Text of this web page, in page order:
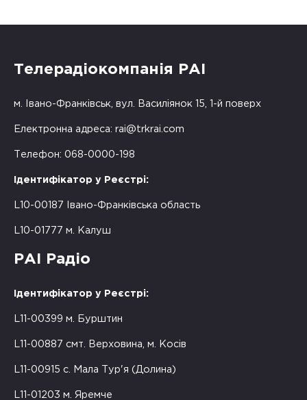
Телерадіокомпанія РАІ
м. Івано-Франківськ, вул. Василіянок 15, 1-й поверх
Електронна адреса: rai@trkrai.com
Телефон: 068-0000-198
Ідентифікатор у Реєстрі:
L10-00187 Івано-Франківська область
L10-01777 м. Калуш
РАІ Радіо
Ідентифікатор у Реєстрі:
L11-00399 м. Бурштин
L11-00887 смт. Верховина, м. Косів
L11-00915 с. Мала Тур'я (Долина)
L11-01203 м. Яремче